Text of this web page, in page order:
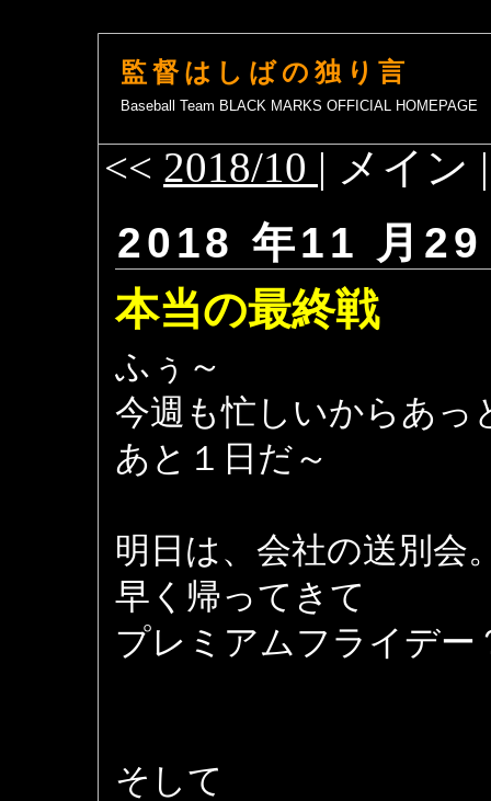
監督はしばの独り言
Baseball Team BLACK MARKS OFFICIAL HOMEPAGE
<< 2018/10 | メイン
2018 年11 月
本当の最終戦
ふぅ～
今週も忙しいからあっ
あと１日だ～
明日は、会社の送別会
早く帰ってきて
プレミアムフライデ
そして